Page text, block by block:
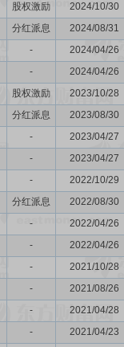
股权激励
2024/10/30
分红派息
2024/08/31
-
2024/04/26
-
2024/04/26
股权激励
2023/10/28
分红派息
2023/08/30
-
2023/04/27
-
2023/04/27
-
2022/10/29
分红派息
2022/08/30
-
2022/04/26
-
2022/04/26
-
2021/10/28
-
2021/08/26
-
2021/04/28
-
2021/04/23